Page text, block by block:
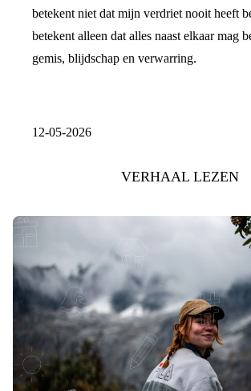
betekent niet dat mijn verdriet nooit heeft
betekent alleen dat alles naast elkaar mag
gemis, blijdschap en verwarring.
12-05-2026
VERHAAL LEZEN